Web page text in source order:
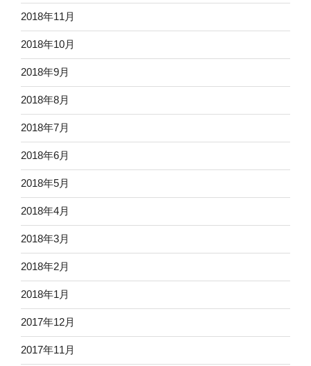
2018年11月
2018年10月
2018年9月
2018年8月
2018年7月
2018年6月
2018年5月
2018年4月
2018年3月
2018年2月
2018年1月
2017年12月
2017年11月